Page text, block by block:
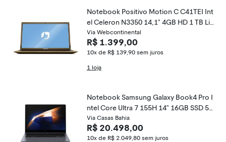
Notebook Positivo Motion C C41TEI Int
el Celeron N3350 14,1" 4GB HD 1 TB Lin
ux
Via Webcontinental
R$ 1.399,00
10x de R$ 139,90 sem juros
1 loja
Notebook Samsung Galaxy Book4 Pro I
ntel Core Ultra 7 155H 14" 16GB SSD 51
2GB Windows 11 NP940XGK-KG1BR
Via Casas Bahia
R$ 20.498,00
10x de R$ 2.049,80 sem juros